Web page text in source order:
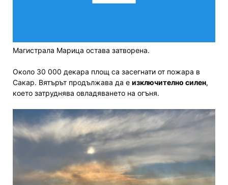
Магистрала Марица остава затворена.
Около 30 000 декара площ са засегнати от пожара в
Сакар. Вятърът продължава да е изключително силен,
което затруднява овладяването на огъня.